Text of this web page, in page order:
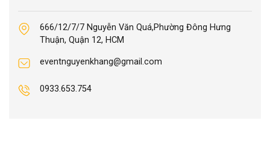
666/12/7/7 Nguyễn Văn Quá,Phường Đông Hưng
Thuận, Quận 12, HCM
eventnguyenkhang@gmail.com
0933.653.754